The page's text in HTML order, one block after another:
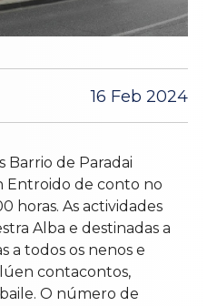
16 Feb 2024
Barrio de Paradai
Entroido de conto no
horas. As actividades
Alba e destinadas a
a todos os nenos e
contacontos,
O número de